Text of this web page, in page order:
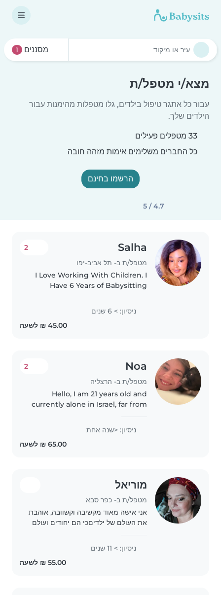
מסננים 1
מצא/י מטפל/ת
עבור כל אתגר טיפול בילדים, גלו מטפלות מהימנות עבור
הילדים שלך.
33 מטפלים פעילים
כל החברים משלימים אימות מזהה חובה
הרשמו בחינם
4.7 / 5
Salha
מטפל/ת ב- תל אביב-יפו
2
I Love Working With Children. I
Have 6 Years of Babysitting
Experience with children With
special needs particularly
ניסיון: > 6 שנים
Noa
מטפל/ת ב- הרצליה
2
Hello, I am 21 years old and
currently alone in Israel, far from
means so much to me. Caring for
them truly comes from the
ניסיון: <שנה אחת
מוריאל
מטפל/ת ב- כפר סבא
אני אישה מאוד מקשיבה וקשוובה, אוהבת
את העולם של ילדיםכי הם יחודים ועולם
ניסיון: > 11 שנים